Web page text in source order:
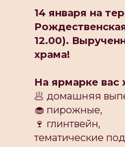
14 января на
12.00).
храма!
На ярмарке вас
🥟 домашняя
🧁 пирожные,
🍷 глинтвейн,
тематические